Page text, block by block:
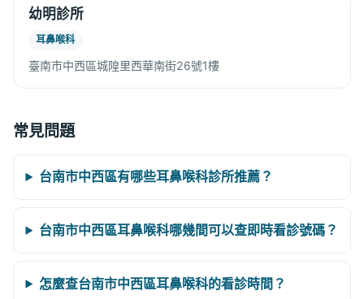
幼明診所
耳鼻喉科
臺南市中西區城隍里西華南街26號1樓
常見問題
台南市中西區有哪些耳鼻喉科診所推薦？
台南市中西區耳鼻喉科哪幾間可以查即時看診號碼？
怎麼查台南市中西區耳鼻喉科的看診時間？